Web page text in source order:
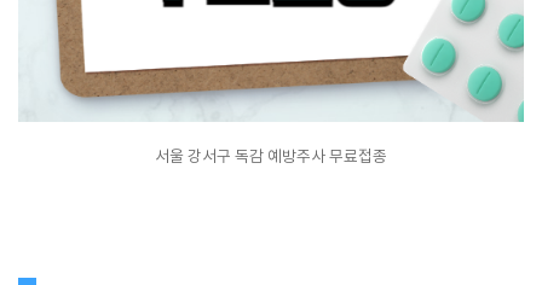
서울 강서구 독감 예방주사 무료접종